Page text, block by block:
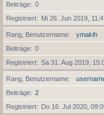
Beiträge
0
Registriert
Mi 26. Jun 2019,
Rang, Benutzername
ymakih
Beiträge
0
Registriert
Sa 31. Aug 2019,
Rang, Benutzername
Beiträge
2
Registriert
Do 16. Jul 2020,